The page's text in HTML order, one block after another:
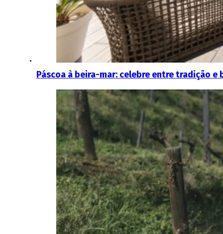
Páscoa à beira-mar: celebre entre tradição